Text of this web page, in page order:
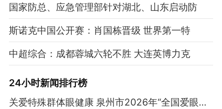
国家防总、应急管理部针对湖北、山东启动防
斯诺克中国公开赛：肖国栋晋级 世界第一特
中超综合：成都蓉城六轮不胜 大连英博力克
24小时新闻排行榜
关爱特殊群体眼健康 泉州市2026年“全国爱眼日”眼健康科普志愿服务活动举办